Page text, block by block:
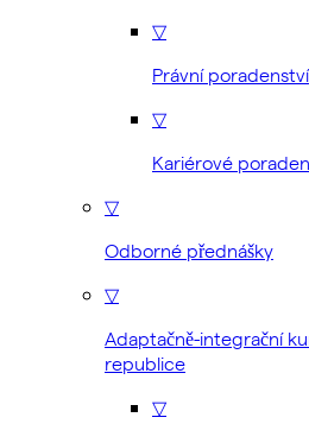
▽
Právní poradenství
▽
Kariérové
▽
Odborné přednášky
▽
Adaptačně-integrační
republice
▽